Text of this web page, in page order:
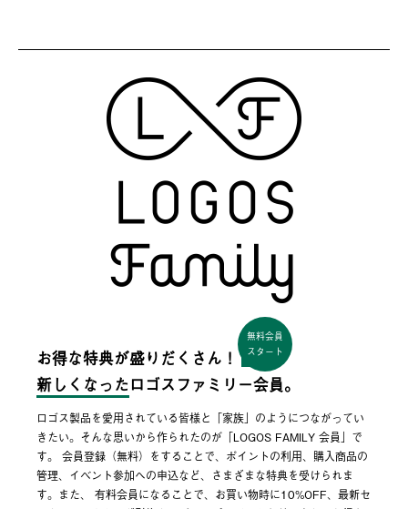
お得な特典が盛りだくさん！
無料会員
スタート
新しくなった ロゴスファミリー会員。
ロゴス製品を愛用されている皆様と「家族」のようにつながってい
きたい。そんな思いから作られたのが「LOGOS FAMILY 会員」で
す。 会員登録（無料）をすることで、ポイントの利用、購入商品の
管理、イベント参加への申込など、さまざまな特典を受けられま
す。また、 有料会員になることで、お買い物時に10%OFF、最新セ